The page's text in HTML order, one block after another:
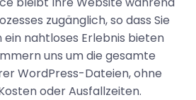
zugänglich, so dass Sie
ein nahtloses Erlebnis bieten
uns um die gesamte
WordPress-Dateien, ohne
oder Ausfallzeiten.